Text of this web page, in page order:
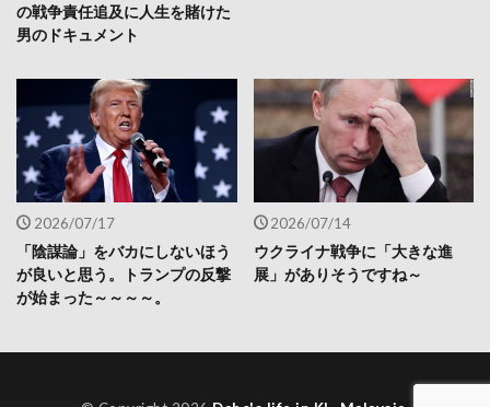
の戦争責任追及に人生を賭けた
男のドキュメント
2026/07/17
「陰謀論」をバカにしないほう
が良いと思う。トランプの反撃
が始まった～～～～。
2026/07/14
ウクライナ戦争に「大きな進
展」がありそうですね～